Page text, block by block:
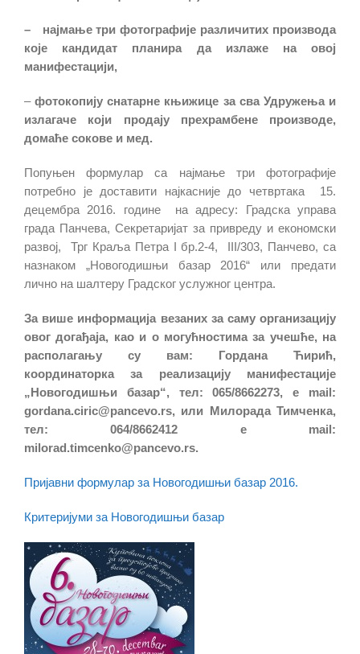
– најмање три фотографије различитих производа
које кандидат планира да излаже на овој
манифестацији,
–фотокопију снатарне књижице за сва Удружења и
излагаче који продају прехрамбене производе,
домаће сокове и мед.
Попуњен формулар са најмање три фотографије
потребно је доставити најкасније до четвртака 15.
децембра 2016. године на адресу: Градска управа
града Панчева, Секретаријат за привреду и економски
развој, Трг Краља Петра I бр.2-4, III/303, Панчево, са
назнаком „Новогодишњи базар 2016“ или предати
лично на шалтеру Градског услужног центра.
За више информација везаних за саму организацију
овог догађаја, као и о могућностима за учешће, на
располагању су вам: Гордана Ћирић,
координаторка за реализацију манифестације
„Новогодишњи базар“, тел: 065/8662273, e mail:
gordana.ciric@pancevo.rs, или Милорада Тимченка,
тел: 064/8662412 e mail:
milorad.timcenko@pancevo.rs.
Пријавни формулар за Новогодишњи базар 2016.
Критеријуми за Новогодишњи базар